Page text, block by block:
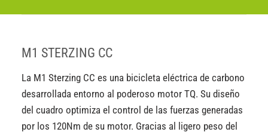
M1 STERZING CC
La M1 Sterzing CC es una bicicleta eléctrica de carbono
desarrollada entorno al poderoso motor TQ. Su diseño
del cuadro optimiza el control de las fuerzas generadas
por los 120Nm de su motor. Gracias al ligero peso del